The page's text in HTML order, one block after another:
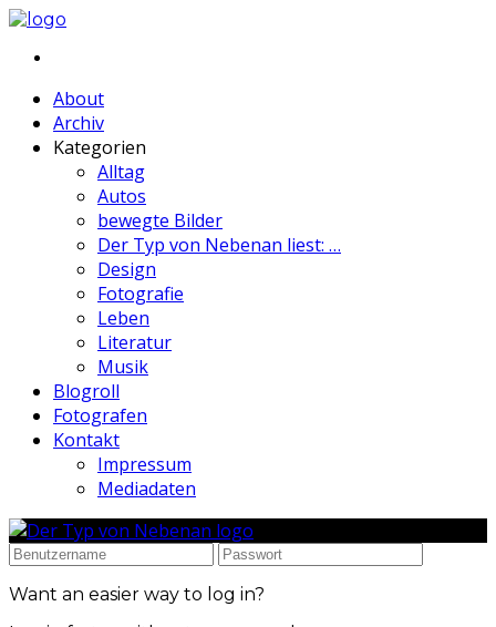
About
Archiv
Kategorien
Alltag
Autos
bewegte Bilder
Der Typ von Nebenan liest: …
Design
Fotografie
Leben
Literatur
Musik
Blogroll
Fotografen
Kontakt
Impressum
Mediadaten
Want an easier way to log in?